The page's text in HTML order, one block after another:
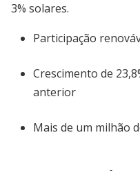
3% solares.
Participação
Crescimento de
anterior
Mais de um milhão